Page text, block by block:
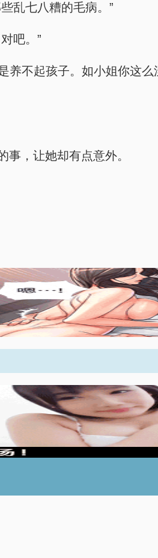
乱七八糟的毛病。”
吧。”
养不起孩子。如小姐你这
，让她却有点意外。